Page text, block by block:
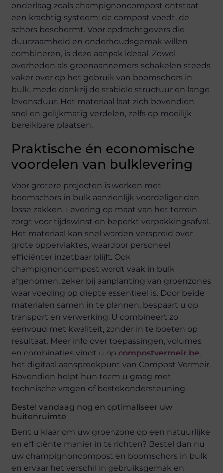
onderlaag zoals champignoncompost ontstaat
een krachtig systeem: de compost voedt, de
schors beschermt. Voor opdrachtgevers die
duurzaamheid en onderhoudsgemak willen
combineren, is deze aanpak ideaal. Zowel
overheden als groenaannemers schakelen steeds
vaker over op het gebruik van boomschors in
bulk, mede dankzij de stabiele structuur en lange
levensduur. Het materiaal laat zich bovendien
snel en gelijkmatig verdelen, zelfs op moeilijk
bereikbare plaatsen.
Praktische én economische
voordelen van bulklevering
Voor grotere projecten is werken met
boomschors in bulk aanzienlijk voordeliger dan
losse zakken. Levering op maat van het terrein
zorgt voor tijdswinst en beperkt verpakkingsafval.
Het materiaal kan snel worden verspreid over
grote oppervlaktes, waardoor personeel
efficiënter inzetbaar blijft. Ook
champignoncompost wordt vaak in bulk
afgenomen, zeker bij aanplanting van groenzones
waar voeding op diepte essentieel is. Door beide
materialen samen in te plannen, bespaart u op
transport en verwerking. U combineert zo
eenvoud met kwaliteit, zonder in te boeten op
resultaat. Meer info over toepassingen, volumes
en combinaties vindt u opcompostvermeir.be,
het digitaal aanspreekpunt van Compost Vermeir.
Bovendien helpt hun team u graag met
technische vragen of bestekondersteuning.
Bestel vandaag nog en optimaliseer uw
buitenruimte
Bent u klaar om uw groenzone op een natuurlijke
en efficiënte manier in te richten? Bestel dan nu
uw champignoncompost en boomschors in bulk
en ervaar het verschil in gebruiksgemak en